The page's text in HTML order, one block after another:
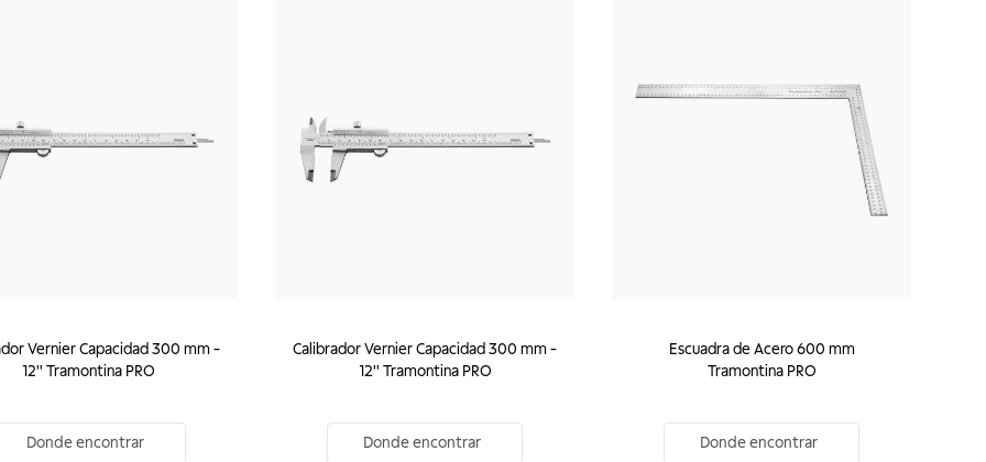
Vernier Capacidad 300 mm -
12'' Tramontina PRO
Donde encontrar
Calibrador Vernier Capacidad 300 mm -
12'' Tramontina PRO
Donde encontrar
Escuadra de Acero 600 mm
Tramontina PRO
Donde encontrar